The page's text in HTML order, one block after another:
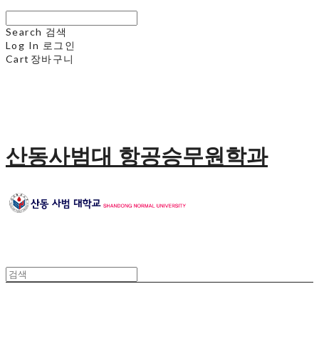
Search 검색
Log In 로그인
Cart 장바구니
산동사범대 항공승무원학과